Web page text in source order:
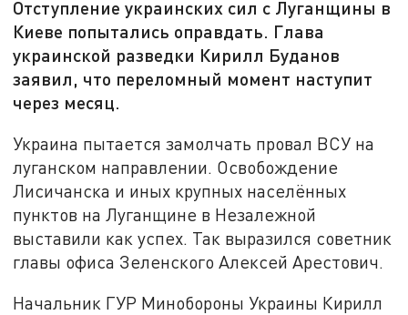
Отступление украинских сил с Луганщины в
Киеве попытались оправдать. Глава
украинской разведки Кирилл Буданов
заявил, что переломный момент наступит
через месяц.
Украина пытается замолчать провал ВСУ на
луганском направлении. Освобождение
Лисичанска и иных крупных населённых
пунктов на Луганщине в Незалежной
выставили как успех. Так выразился советник
главы офиса Зеленского Алексей Арестович.
Начальник ГУР Минобороны Украины Кирилл